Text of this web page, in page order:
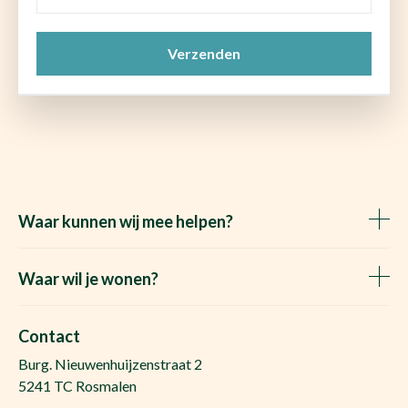
Waar kunnen wij mee helpen?
Het Waare Huis zoekt
Gratis woningwaarde
Vraag de kosten op
Waar wil je wonen?
Makelaar Den Bosch
Huis kopen Nuland
Huis kopen Berlicum
Contact
Burg. Nieuwenhuijzenstraat 2
5241 TC Rosmalen